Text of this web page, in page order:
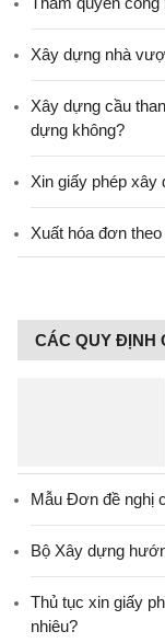
Xây dựng nhà
Xây dựng cầu
dựng không?
Xin giấy phép xây
Xuất hóa đơn
CÁC QUY ĐỊNH
Mẫu Đơn đề nghị
Bộ Xây dựng
Thủ tục xin giấy
nhiêu?